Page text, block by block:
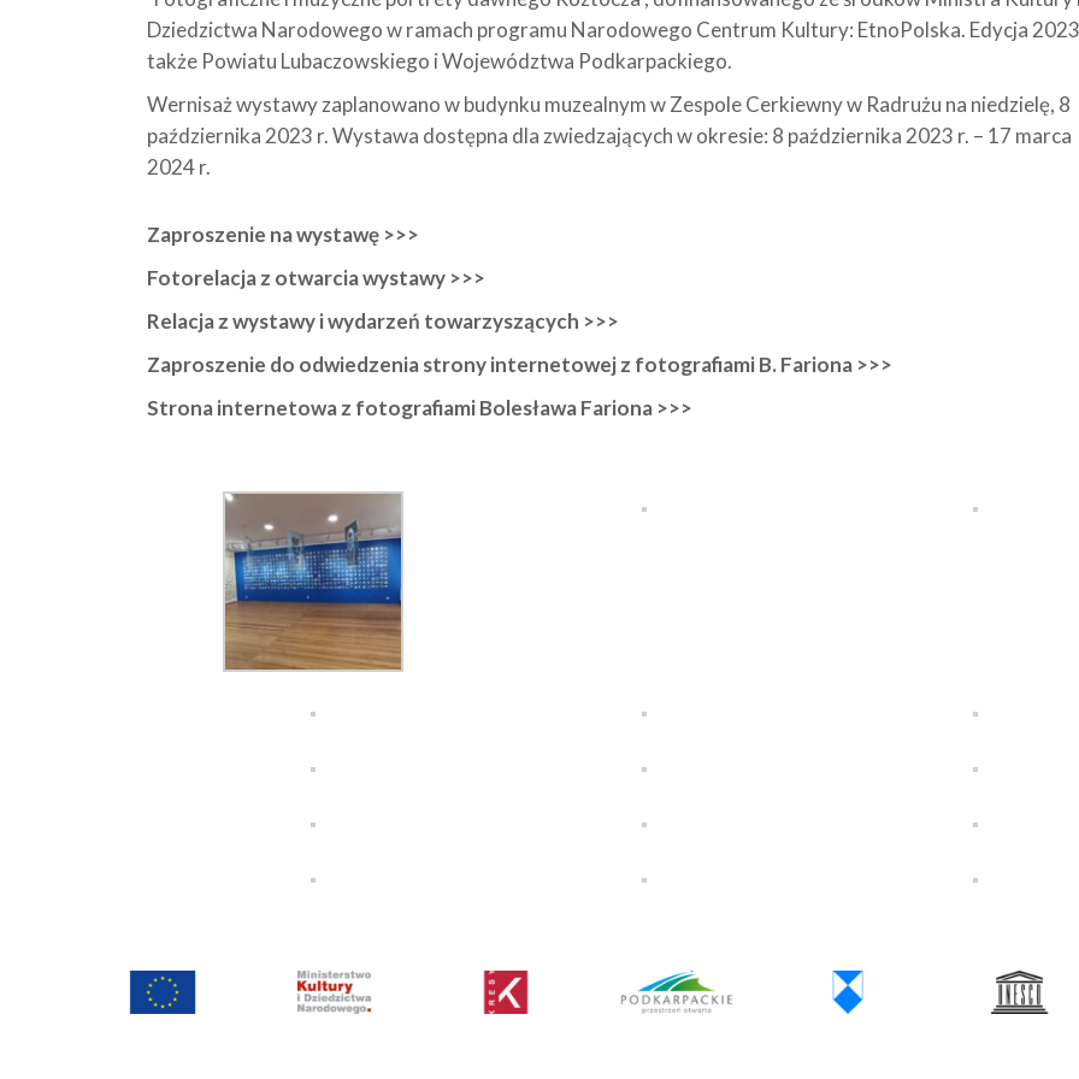
Dziedzictwa Narodowego w ramach programu Narodowego Centrum Kultury: EtnoPolska. Edycja
także Powiatu Lubaczowskiego i Województwa Podkarpackiego.
Wernisaż wystawy zaplanowano w budynku muzealnym w Zespole Cerkiewny w Radrużu na niedzielę, 8
października 2023 r. Wystawa dostępna dla zwiedzających w okresie: 8 października 2023 r. – 17 marca
2024 r.
Zaproszenie na wystawę >>>
Fotorelacja z otwarcia wystawy >>>
Relacja z wystawy i wydarzeń towarzyszących >>>
Zaproszenie do odwiedzenia strony internetowej z fotografiami B. Fariona >>>
Strona internetowa z fotografiami Bolesława Fariona >>>